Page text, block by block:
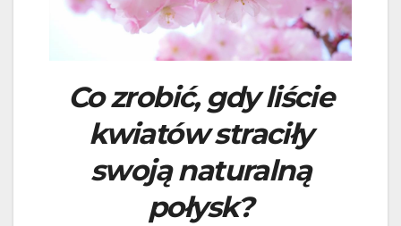
Co zrobić, gdy liście
kwiatów straciły
swoją naturalną
połysk?